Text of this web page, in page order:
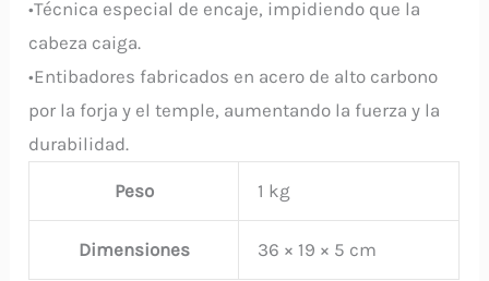
•Técnica especial de encaje, impidiendo que la
cabeza caiga.
•Entibadores fabricados en acero de alto carbono
por la forja y el temple, aumentando la fuerza y la
durabilidad.
Peso 1 kg
Dimensiones 36 × 19 × 5 cm